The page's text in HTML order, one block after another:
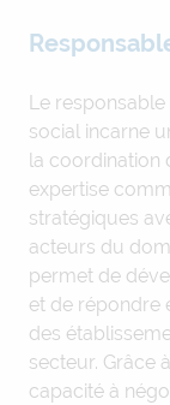
Le
social incarne
la coordination
expertise
stratégiques
acteurs du
permet de
et de répondre
des
secteur. Grâce
capacité à